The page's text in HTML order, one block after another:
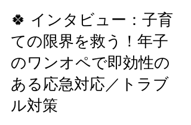
🍀 インタビュー：子育
ての限界を救う！年子
のワンオペで即効性の
ある応急対応／トラブ
ル対策